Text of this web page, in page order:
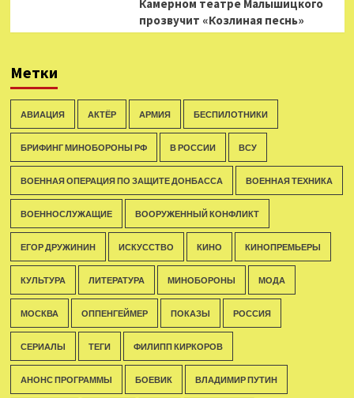
Камерном театре Малышицкого
прозвучит «Козлиная песнь»
Метки
АВИАЦИЯ АКТЁР АРМИЯ БЕСПИЛОТНИКИ
БРИФИНГ МИНОБОРОНЫ РФ В РОССИИ ВСУ
ВОЕННАЯ ОПЕРАЦИЯ ПО ЗАЩИТЕ ДОНБАССА ВОЕННАЯ ТЕХНИКА
ВОЕННОСЛУЖАЩИЕ ВООРУЖЕННЫЙ КОНФЛИКТ
ЕГОР ДРУЖИНИН ИСКУССТВО КИНО КИНОПРЕМЬЕРЫ
КУЛЬТУРА ЛИТЕРАТУРА МИНОБОРОНЫ МОДА
МОСКВА ОППЕНГЕЙМЕР ПОКАЗЫ РОССИЯ
СЕРИАЛЫ ТЕГИ ФИЛИПП КИРКОРОВ
АНОНС ПРОГРАММЫ БОЕВИК ВЛАДИМИР ПУТИН